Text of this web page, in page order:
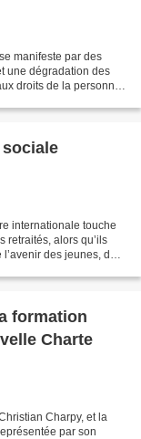
manifeste par des
une dégradation des
droits de la personne
internationale touche
retraités, alors qu’ils
des jeunes, des
formation
Charte
Charpy, et la
par son